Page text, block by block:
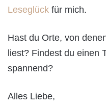
Leseglück für mich.
Hast du Orte, von
liest? Findest du einen
spannend?
Alles Liebe,